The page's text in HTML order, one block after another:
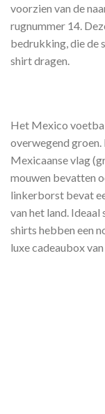
voorzien van de
rugnummer 14.
bedrukking, die de
shirt dragen.
Het Mexico
overwegend groen.
Mexicaanse vlag
mouwen bevatten
linkerborst bevat
van het land.
shirts hebben een
luxe cadeaubox van